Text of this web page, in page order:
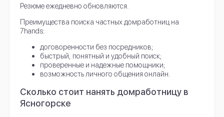
Резюме ежедневно обновляются.
Преимущества поиска частных домработниц на
7hands:
договоренности без посредников;
быстрый, понятный и удобный поиск;
проверенные и надежные помощники;
возможность личного общения онлайн.
Сколько стоит нанять домработницу в
Ясногорске